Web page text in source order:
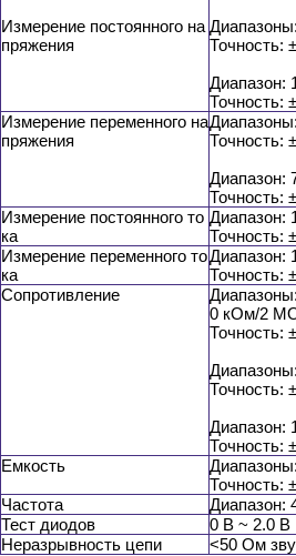
Измерение постоянного на
пряжения
Точность:
Диапазон:
Точность:
Измерение переменного на
пряжения
Точность:
Диапазон:
Точность:
Измерение постоянного то
ка
Диапазон:
Точность:
Измерение переменного то
ка
Диапазон:
Точность:
Сопротивление
0 кОм/2
Точность:
Точность:
Точность:
Емкость
Точность:
Частота
Диапазон:
Тест диодов
0 В ~ 2.0 В
Неразрывность цепи
<50 Ом